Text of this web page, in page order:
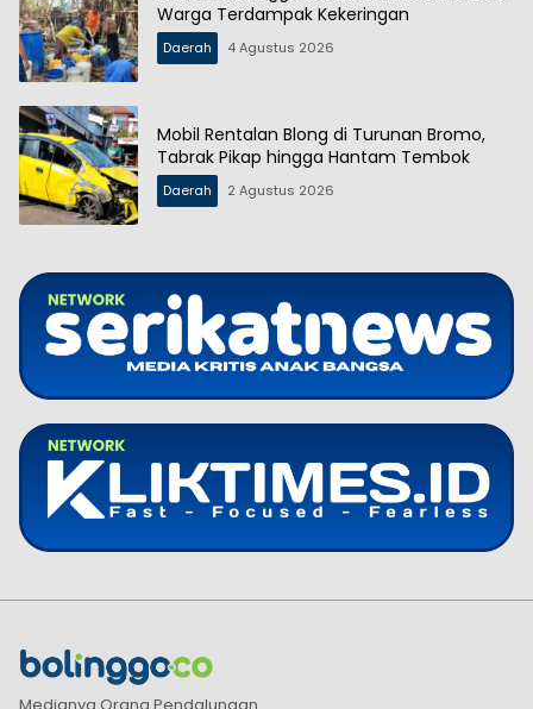
Warga Terdampak Kekeringan
Daerah 4 Agustus 2026
Mobil Rentalan Blong di Turunan Bromo,
Tabrak Pikap hingga Hantam Tembok
Daerah 2 Agustus 2026
Medianya Orang Pendalungan